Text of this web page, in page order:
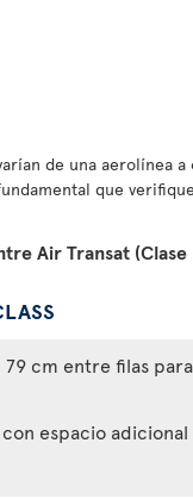
de una aerolínea
que
Air Transat
cm entre filas para
espacio adicional